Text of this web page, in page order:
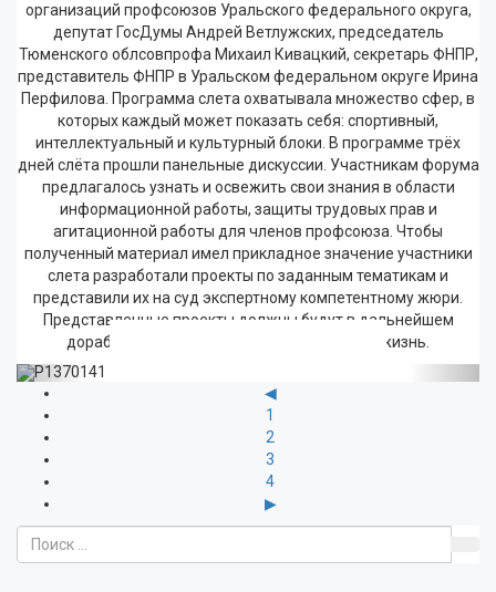
организаций профсоюзов Уральского федерального округа,
депутат ГосДумы Андрей Ветлужских, председатель
Тюменского облсовпрофа Михаил Кивацкий, секретарь ФНПР,
представитель ФНПР в Уральском федеральном округе Ирина
Перфилова. Программа слета охватывала множество сфер, в
которых каждый может показать себя: спортивный,
интеллектуальный и культурный блоки. В программе трёх
дней слёта прошли панельные дискуссии. Участникам форума
предлагалось узнать и освежить свои знания в области
информационной работы, защиты трудовых прав и
агитационной работы для членов профсоюза. Чтобы
полученный материал имел прикладное значение участники
слета разработали проекты по заданным тематикам и
представили их на суд экспертному компетентному жюри.
Представленные проекты должны будут в дальнейшем
доработаны исполнителями и внедрены в жизнь.
Previous Next
◀
1
2
3
4
▶